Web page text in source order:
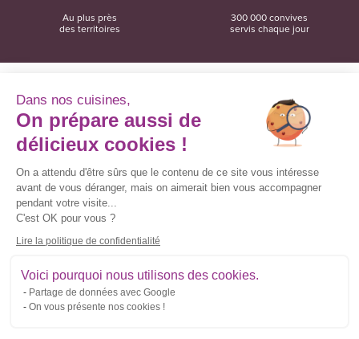
Au plus près
des territoires
300 000 convives
servis chaque jour
Convivio
12 rue du Domaine
Convivio sur les réseaux sociaux
Inscrivez-vous à la newsletter
Courriel
*
Dans nos cuisines,
On prépare aussi de
délicieux cookies !
On a attendu d'être sûrs que le contenu de ce site vous intéresse
avant de vous déranger, mais on aimerait bien vous accompagner
pendant votre visite...
C'est OK pour vous ?
Lire la politique de confidentialité
Voici pourquoi nous utilisons des cookies.
Partage de données avec Google
On vous présente nos cookies !